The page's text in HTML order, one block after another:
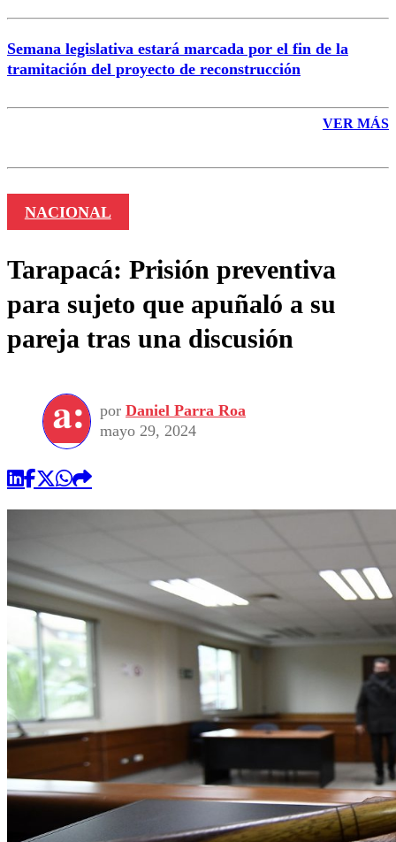
Semana legislativa estará marcada por el fin de la
tramitación del proyecto de reconstrucción
VER MÁS
NACIONAL
Tarapacá: Prisión preventiva
para sujeto que apuñaló a su
pareja tras una discusión
por Daniel Parra Roa
mayo 29, 2024